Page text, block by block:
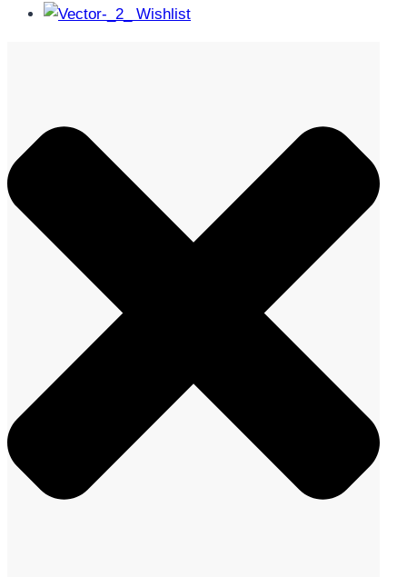
Wishlist